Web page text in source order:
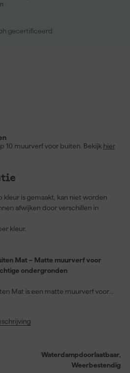
gecertificeerd
10 muurverf voor buiten. Bekijk hier
kleur is gemaakt, kan niet worden
afwijken door verschillen in
kleur.
Mat – Matte muurverf voor
ondergronden
Mat is een matte muurverf voor
is waterdampdoorlaatbaar en
wind, regen en wisselende
Waterdampdoorlaatbaar,
Weerbestendig